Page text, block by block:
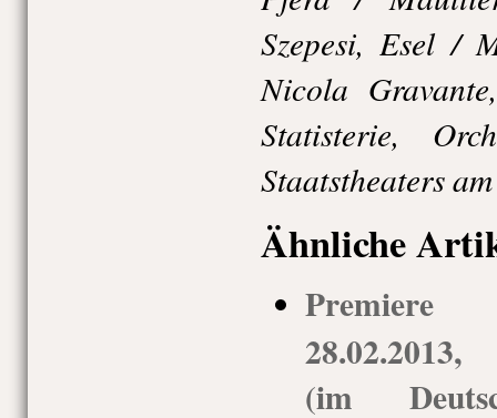
Szepesi, Esel /
Nicola
Statisterie,
Staatstheaters
Ähnliche
(im